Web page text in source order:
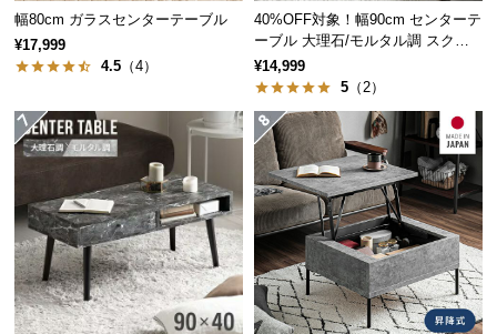
設
置
サ
ビ
ス
い
て
搬
入
幅80cm ガラスセンターテーブル
¥17,999
4.5 （4）
40%OFF対象！幅90cm センターテ
ーブル 大理石/モルタル調 スクエ
アレッグ 安心面取り加工
¥14,999
5 （2）